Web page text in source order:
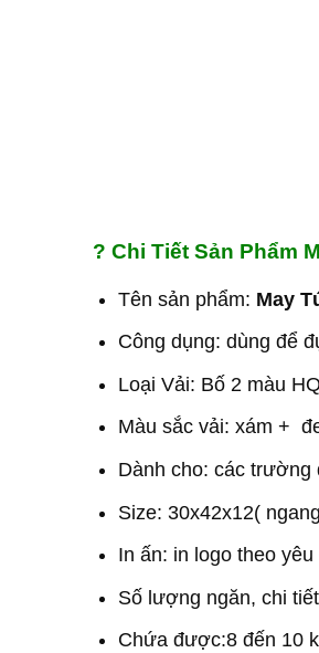
? Chi Tiết Sản Phẩm
Tên sản phẩm: May
Công dụng: dùng để
Loại Vải: Bố 2 màu
Màu sắc vải: xám +
Dành cho: các trường
Size: 30x42x12(
In ấn: in logo theo yêu
Số lượng ngăn, chi
Chứa được:8 đến 10